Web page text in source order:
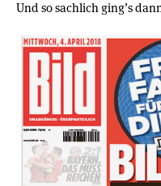
Und so sachlich ging’s